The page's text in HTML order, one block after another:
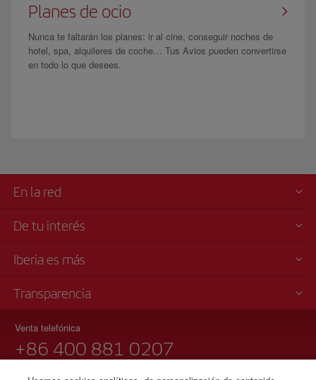
Planes de ocio
Nunca te faltarán los planes: ir al cine, conseguir noches de
hotel, spa, alquileres de coche… Tus Avios pueden convertirse
en todo lo que desees.
En la red
De tu interés
Iberia es más
Transparencia
Venta telefónica
+86 400 881 0207